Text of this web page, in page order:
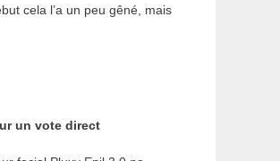
cela l’a un peu gêné, mais
un vote direct